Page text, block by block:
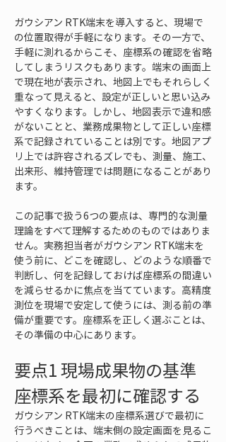
ガウシアン RTK端末を導入すると、現場で
の位置取得が手軽になります。その一方で、
手軽に測れるからこそ、座標系の確認を省略
してしまうリスクもあります。端末の画面上
で現在地が表示され、地図上でもそれらしく
重なって見えると、設定が正しいと思い込み
やすくなります。しかし、地図表示で違和感
がないことと、業務成果物として正しい座標
系で記録されていることは別です。地図アプ
リ上では許容されるズレでも、測量、施工、
出来形、維持管理では問題になることがあり
ます。
この記事で扱う6つの要点は、専門的な測量
理論をすべて理解するためのものではありま
せん。実務担当者がガウシアン RTK端末を
使う前に、どこを確認し、どのような順番で
判断し、何を記録しておけば座標系の間違い
を減らせるかに焦点を当てています。高精度
測位を現場で安定して使うには、測る前の準
備が重要です。座標系を正しく選ぶことは、
その準備の中心にあります。
要点1 現場成果物の基準
座標系を最初に確認する
ガウシアン RTK端末の座標系選びで最初に
行うべきことは、端末側の設定画面を見るこ